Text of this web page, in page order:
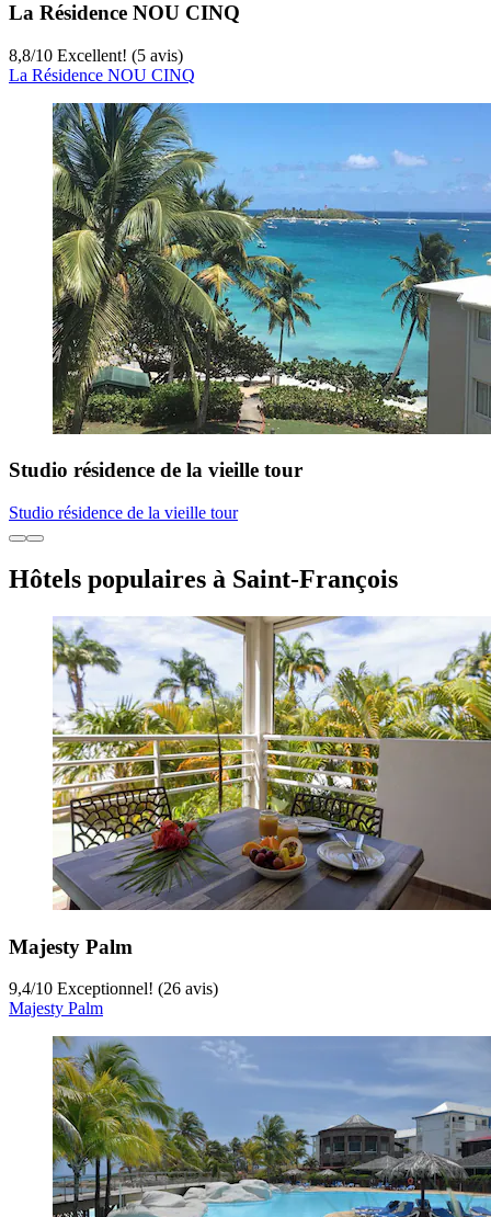
La Résidence NOU CINQ
8,8/10 Excellent! (5 avis)
La Résidence NOU CINQ
Studio résidence de la vieille tour
Studio résidence de la vieille tour
Hôtels populaires à Saint-François
Majesty Palm
9,4/10 Exceptionnel! (26 avis)
Majesty Palm